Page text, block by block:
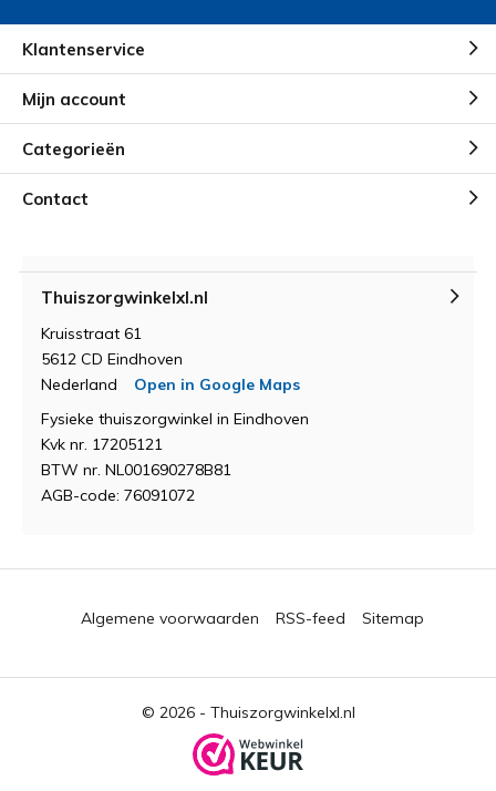
Klantenservice
Mijn account
Categorieën
Contact
Thuiszorgwinkelxl.nl
Kruisstraat 61
5612 CD Eindhoven
Nederland
Open in Google Maps
Fysieke thuiszorgwinkel in Eindhoven
Kvk nr. 17205121
BTW nr. NL001690278B81
AGB-code: 76091072
© 2026 - Thuiszorgwinkelxl.nl
Algemene voorwaarden RSS-feed Sitemap